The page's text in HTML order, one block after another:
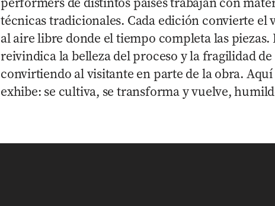
técnicas tradicionales. Cada edición convierte el
al aire libre donde el tiempo completa las
reivindica la belleza del proceso y la fragilidad
convirtiendo al visitante en parte de la obra. Aquí
exhibe: se cultiva, se transforma y vuelve,